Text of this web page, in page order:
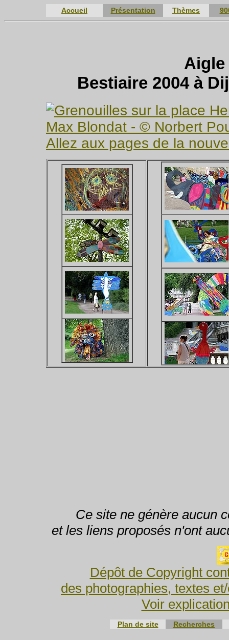
Accueil Présentation Thèmes
Bestiaire 2004 à
Allez aux pages de la
Ce site ne génère aucun
et les liens proposés n'ont
Dépôt de Copyright
des photographies, textes
Voir
Plan de site Recherches